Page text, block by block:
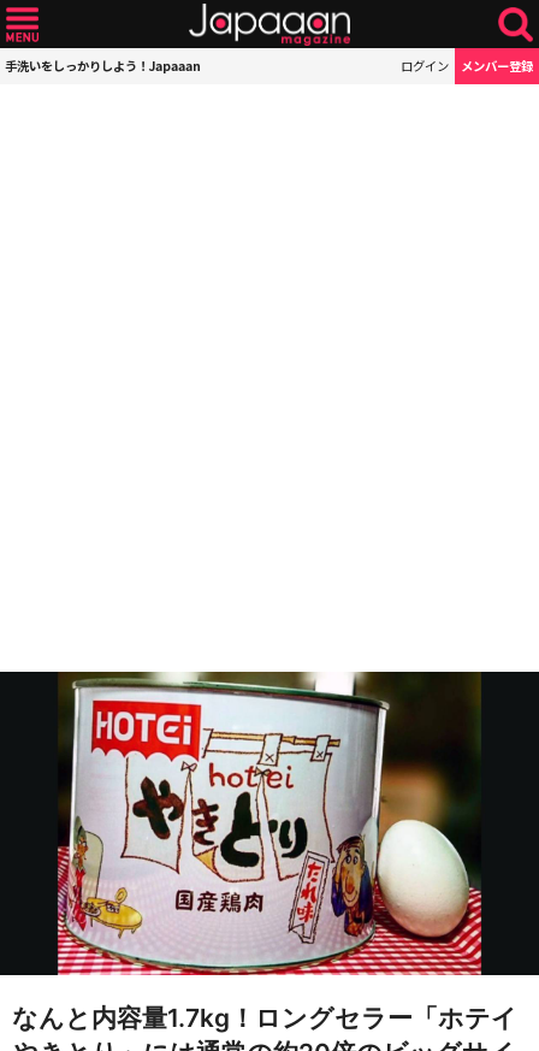
手洗いをしっかりしよう！Japaaan ログイン メンバー登録
なんと内容量1.7kg！ロングセラー「ホテイ